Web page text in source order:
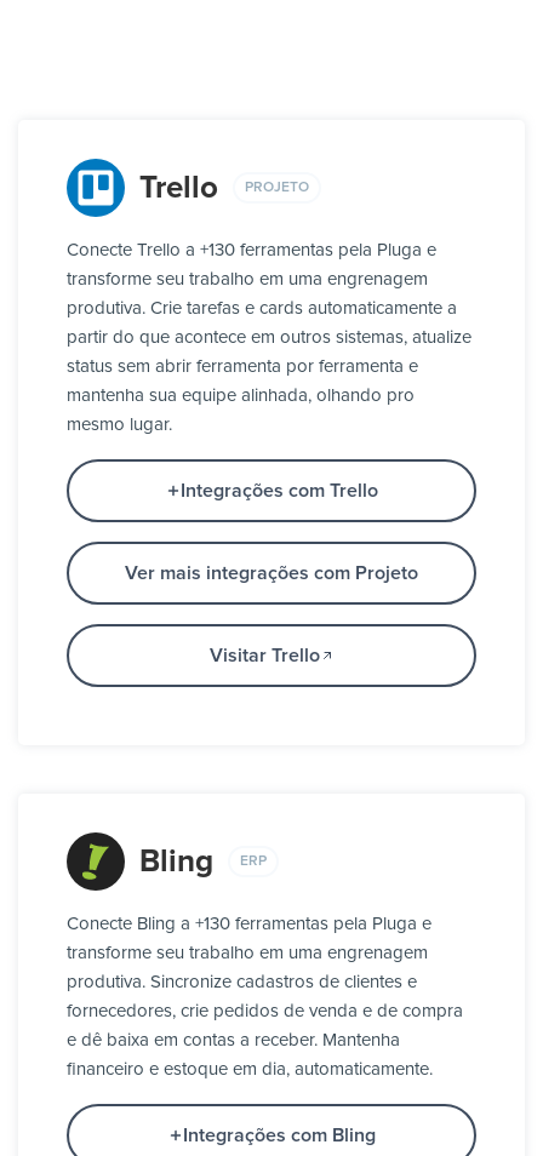
Trello PROJETO
Conecte Trello a +130 ferramentas pela Pluga e
transforme seu trabalho em uma engrenagem
produtiva. Crie tarefas e cards automaticamente a
partir do que acontece em outros sistemas, atualize
status sem abrir ferramenta por ferramenta e
mantenha sua equipe alinhada, olhando pro
mesmo lugar.
Integrações com Trello
Ver mais integrações com Projeto
Visitar Trello
Bling ERP
Conecte Bling a +130 ferramentas pela Pluga e
transforme seu trabalho em uma engrenagem
produtiva. Sincronize cadastros de clientes e
fornecedores, crie pedidos de venda e de compra
e dê baixa em contas a receber. Mantenha
financeiro e estoque em dia, automaticamente.
Integrações com Bling